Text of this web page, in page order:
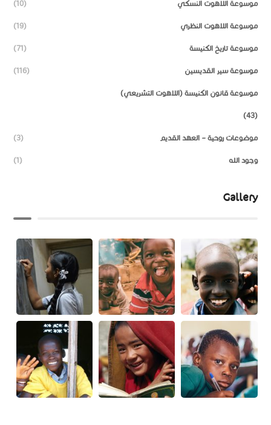
موسوعة اللاهوت النسكي (10)
موسوعة اللاهوت النظري (19)
موسوعة تاريخ الكنيسة (71)
موسوعة سير القديسين (116)
موسوعة قانون الكنيسة (اللاهوت التشريعي)
(43)
موضوعات روحية – العهد القديم (3)
وجود الله (1)
Gallery